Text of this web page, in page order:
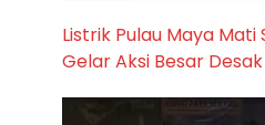
Listrik Pulau Maya
Gelar Aksi Besar